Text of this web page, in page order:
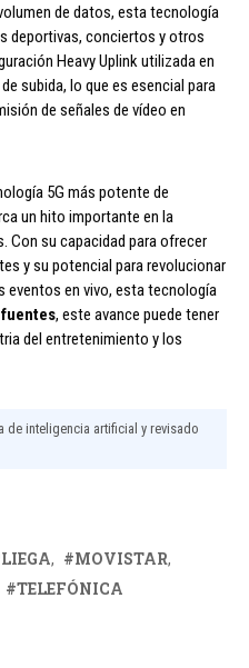
de datos, esta tecnología
deportivas, conciertos y otros
Heavy Uplink utilizada en
subida, lo que es esencial para
de señales de vídeo en
5G más potente de
un hito importante en la
Con su capacidad para ofrecer
y su potencial para revolucionar
eventos en vivo, esta tecnología
, este avance puede tener
del entretenimiento y los
de inteligencia artificial y revisado
MOVISTAR
TELEFÓNICA